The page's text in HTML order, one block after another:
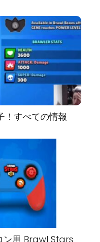
すべての情報
ン用 Brawl Stars